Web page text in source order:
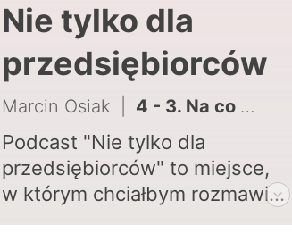
Nie tylko dla
przedsiębiorców
Marcin Osiak 4 - 3. Na co zwracać uwagę zlecając komuś marketing swojej firmy
Podcast "Nie tylko dla
przedsiębiorców" to miejsce,
w którym chciałbym rozmawiać
z Wami na temat godzenia